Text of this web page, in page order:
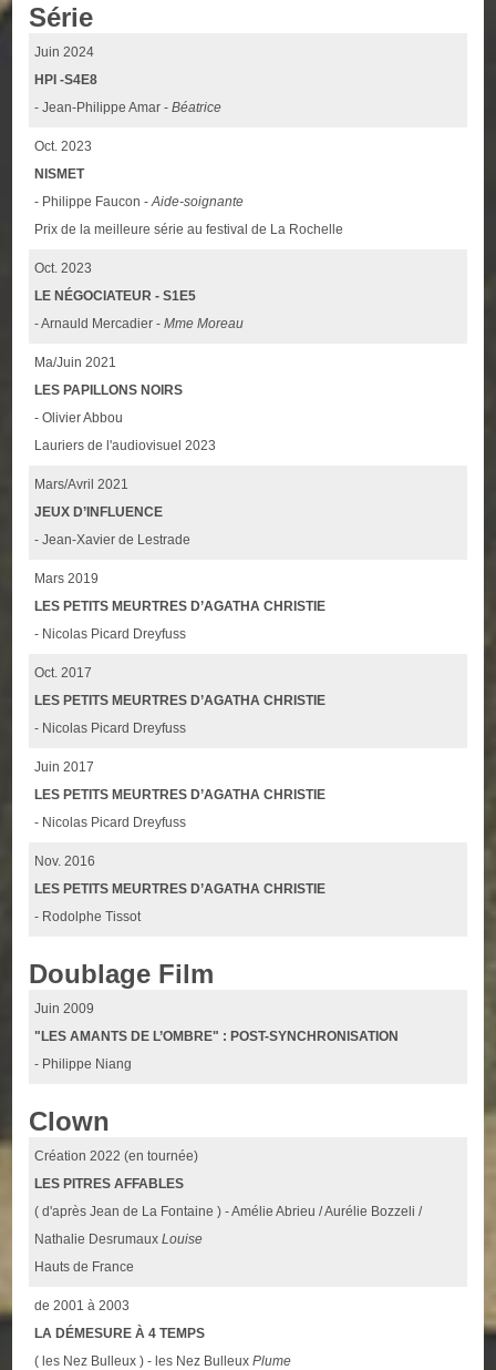
Série
Juin 2024
HPI -S4E8
- Jean-Philippe Amar -Béatrice
Oct. 2023
NISMET
- Philippe Faucon -Aide-soignante
Prix de la meilleure série au festival de La Rochelle
Oct. 2023
LE NÉGOCIATEUR - S1E5
- Arnauld Mercadier -Mme Moreau
Ma/Juin 2021
LES PAPILLONS NOIRS
- Olivier Abbou
Lauriers de l'audiovisuel 2023
Mars/Avril 2021
JEUX D’INFLUENCE
- Jean-Xavier de Lestrade
Mars 2019
LES PETITS MEURTRES D’AGATHA CHRISTIE
- Nicolas Picard Dreyfuss
Oct. 2017
LES PETITS MEURTRES D’AGATHA CHRISTIE
- Nicolas Picard Dreyfuss
Juin 2017
LES PETITS MEURTRES D’AGATHA CHRISTIE
- Nicolas Picard Dreyfuss
Nov. 2016
LES PETITS MEURTRES D’AGATHA CHRISTIE
- Rodolphe Tissot
Doublage Film
Juin 2009
"LES AMANTS DE L’OMBRE" : POST-SYNCHRONISATION
- Philippe Niang
Clown
Création 2022 (en tournée)
LES PITRES AFFABLES
( d'après Jean de La Fontaine ) - Amélie Abrieu / Aurélie Bozzeli /
Nathalie DesrumauxLouise
Hauts de France
de 2001 à 2003
LA DÉMESURE À 4 TEMPS
( les Nez Bulleux ) - les Nez BulleuxPlume